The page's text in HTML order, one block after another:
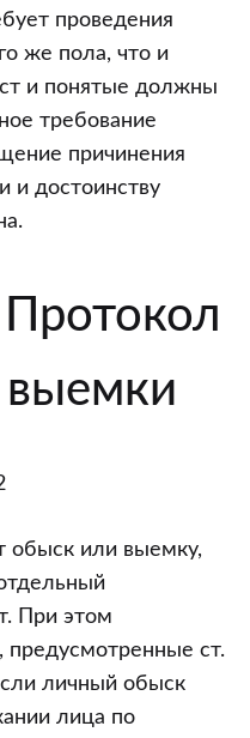
проведения
же пола, что и
и понятые должны
требование
причинения
и достоинству
обыск или выемку,
При этом
ст.
личный обыск
лица по